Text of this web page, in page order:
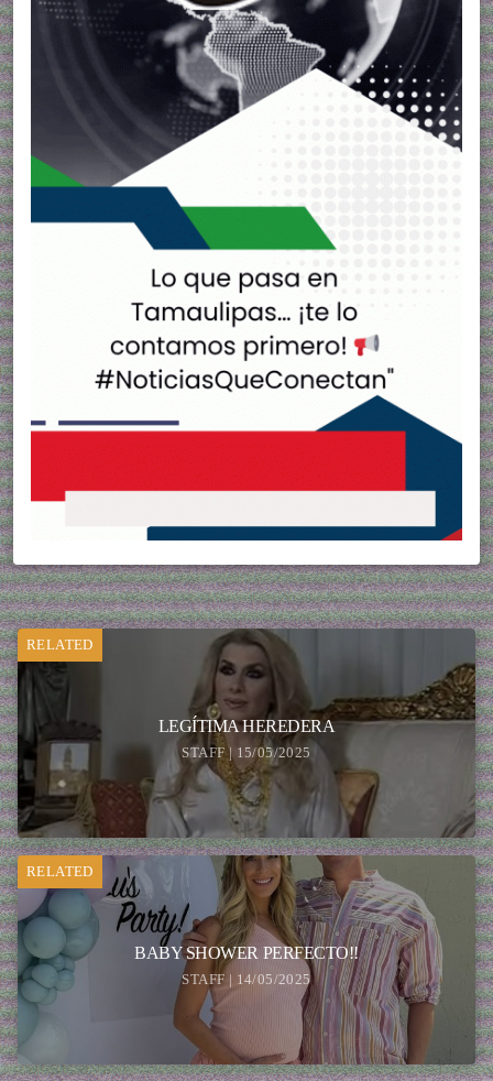
RELATED
LEGÍTIMA HEREDERA
STAFF | 15/05/2025
RELATED
BABY SHOWER PERFECTO!!
STAFF | 14/05/2025